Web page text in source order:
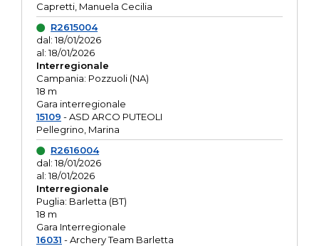
Capretti, Manuela Cecilia
R2615004
dal: 18/01/2026
al: 18/01/2026
Interregionale
Campania: Pozzuoli (NA)
18 m
Gara interregionale
15109 - ASD ARCO PUTEOLI
Pellegrino, Marina
R2616004
dal: 18/01/2026
al: 18/01/2026
Interregionale
Puglia: Barletta (BT)
18 m
Gara Interregionale
16031 - Archery Team Barletta